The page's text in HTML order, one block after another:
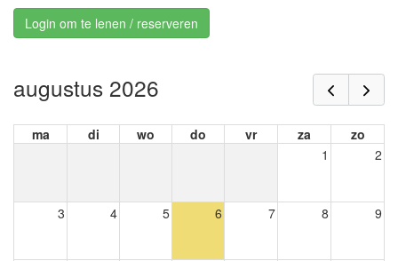
Login om te lenen / reserveren
augustus 2026
ma di wo do vr za
zo
1
2
3 4 5 6 7 8 9